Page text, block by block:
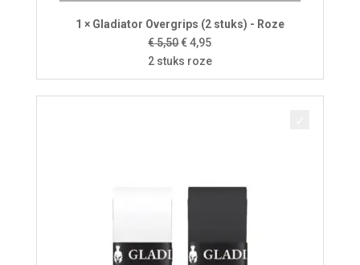
1 × Gladiator Overgrips (2 stuks) - Roze
€5,50Oorspronkelijke
prijs
was:
€ 5,50.
€4,95Huidige
prijs
is:
€ 4,95.
2 stuks roze